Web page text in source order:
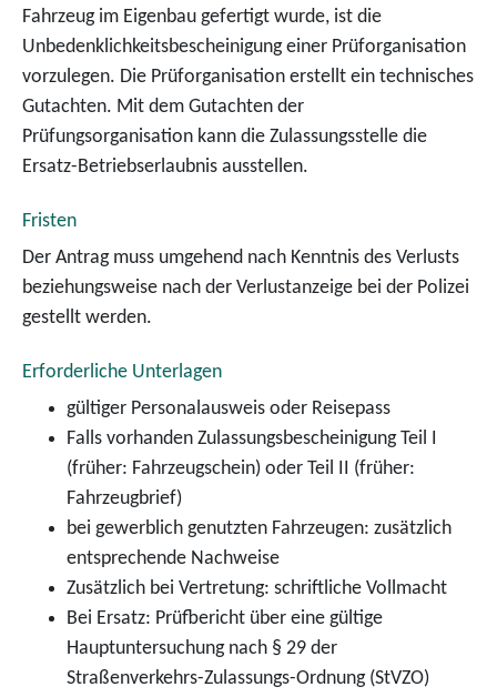
Fahrzeug im Eigenbau gefertigt wurde, ist die
Unbedenklichkeitsbescheinigung einer Prüforganisation
vorzulegen. Die Prüforganisation erstellt ein technisches
Gutachten. Mit dem Gutachten der
Prüfungsorganisation kann die Zulassungsstelle die
Ersatz-Betriebserlaubnis ausstellen.
Fristen
Der Antrag muss umgehend nach Kenntnis des Verlusts
beziehungsweise nach der Verlustanzeige bei der Polizei
gestellt werden.
Erforderliche Unterlagen
gültiger Personalausweis oder Reisepass
Falls vorhanden Zulassungsbescheinigung Teil I
(früher: Fahrzeugschein) oder Teil II (früher:
Fahrzeugbrief)
bei gewerblich genutzten Fahrzeugen: zusätzlich
entsprechende Nachweise
Zusätzlich bei Vertretung: schriftliche Vollmacht
Bei Ersatz: Prüfbericht über eine gültige
Hauptuntersuchung nach § 29 der
Straßenverkehrs-Zulassungs-Ordnung (StVZO)